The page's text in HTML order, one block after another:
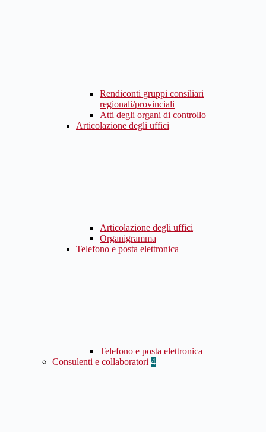
Rendiconti gruppi consiliari
regionali/provinciali
Atti degli organi di controllo
Articolazione degli uffici
Articolazione degli uffici
Organigramma
Telefono e posta elettronica
Telefono e posta elettronica
Consulenti e collaboratori 4